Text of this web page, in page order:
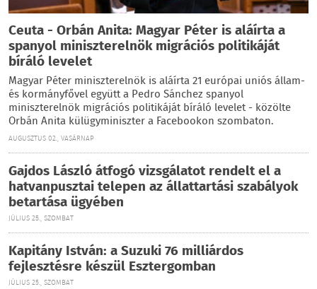
Ceuta - Orbán Anita: Magyar Péter is aláírta a
spanyol miniszterelnök migrációs politikáját
bíráló levelet
Magyar Péter miniszterelnök is aláírta 21 európai uniós állam-
és kormányfővel együtt a Pedro Sánchez spanyol
miniszterelnök migrációs politikáját bíráló levelet - közölte
Orbán Anita külügyminiszter a Facebookon szombaton.
AUGUSZTUS 02., VASÁRNAP
Gajdos László átfogó vizsgálatot rendelt el a
hatvanpusztai telepen az állattartási szabályok
betartása ügyében
JÚLIUS 25., SZOMBAT
Kapitány István: a Suzuki 76 milliárdos
fejlesztésre készül Esztergomban
JÚLIUS 25., SZOMBAT